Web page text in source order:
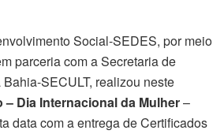
Social-SEDES, por meio
parceria com a Secretaria de
SECULT, realizou neste
– Dia Internacional da Mulher–
data com a entrega de Certificados